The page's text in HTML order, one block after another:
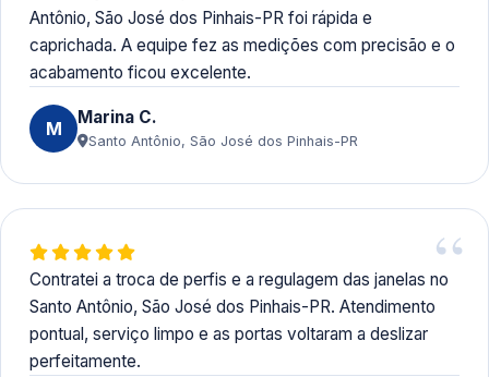
Antônio, São José dos Pinhais-PR foi rápida e
caprichada. A equipe fez as medições com precisão e o
acabamento ficou excelente.
M Marina C.
Santo Antônio, São José dos Pinhais-PR
Contratei a troca de perfis e a regulagem das janelas no
Santo Antônio, São José dos Pinhais-PR. Atendimento
pontual, serviço limpo e as portas voltaram a deslizar
perfeitamente.